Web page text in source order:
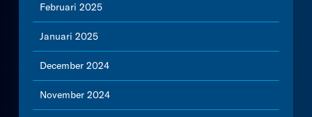
Februari 2025
Januari 2025
December 2024
November 2024